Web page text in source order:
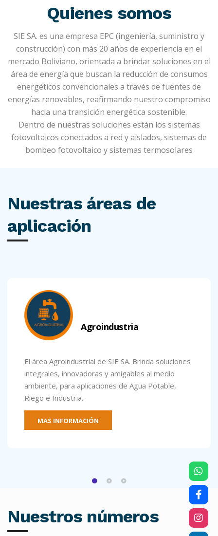
Quienes somos
SIE SA. es una empresa EPC (ingeniería, suministro y
construcción) con más 20 años de experiencia en el
mercado Boliviano, orientada a brindar soluciones en el
área de energía que buscan la reducción de consumos
energéticos convencionales a través de fuentes de
energías renovables, reafirmando nuestro compromiso
hacia una transición energética sostenible.
Dentro de nuestras soluciones están los sistemas
fotovoltaicos conectados a red y aislados, sistemas de
bombeo fotovoltaico y sistemas termosolares
Nuestras áreas de
aplicación
Agroindustria
El área Agroindustrial de SIE SA. Brinda soluciones
integrales, innovadoras y amigables al medio
ambiente, para aplicaciones de Agua Potable,
Riego e Industria.
MAS INFORMACIÓN
Nuestros números